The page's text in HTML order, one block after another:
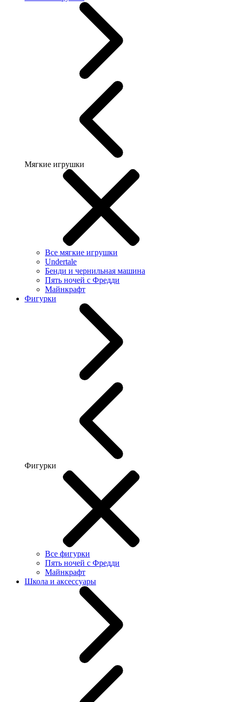
Мягкие игрушки
Все мягкие игрушки
Undertale
Бенди и чернильная машина
Пять ночей с Фредди
Майнкрафт
Фигурки
Фигурки
Все фигурки
Пять ночей с Фредди
Майнкрафт
Школа и аксессуары